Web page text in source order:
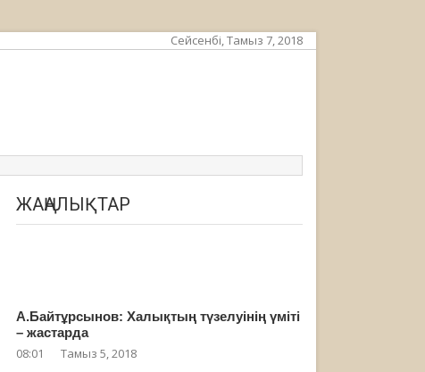
Сейсенбі, Тамыз 7, 2018
ЖАҢАЛЫҚТАР
А.Байтұрсынов: Халықтың түзелуінің үміті
– жастарда
08:01 Тамыз 5, 2018